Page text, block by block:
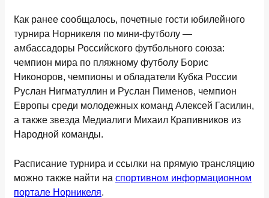
Как ранее сообщалось, почетные гости юбилейного
турнира Норникеля по мини-футболу —
амбассадоры Российского футбольного союза:
чемпион мира по пляжному футболу Борис
Никоноров, чемпионы и обладатели Кубка России
Руслан Нигматуллин и Руслан Пименов, чемпион
Европы среди молодежных команд Алексей Гасилин,
а также звезда Медиалиги Михаил Крапивников из
Народной команды.
Расписание турнира и ссылки на прямую трансляцию
можно также найти на спортивном информационном
портале Норникеля.